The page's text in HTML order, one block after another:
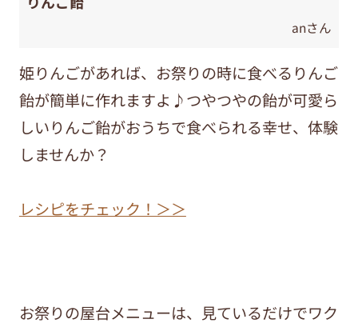
anさん
姫りんごがあれば、お祭りの時に食べるりんご
飴が簡単に作れますよ♪つやつやの飴が可愛ら
しいりんご飴がおうちで食べられる幸せ、体験
しませんか？
レシピをチェック！＞＞
お祭りの屋台メニューは、見ているだけでワク